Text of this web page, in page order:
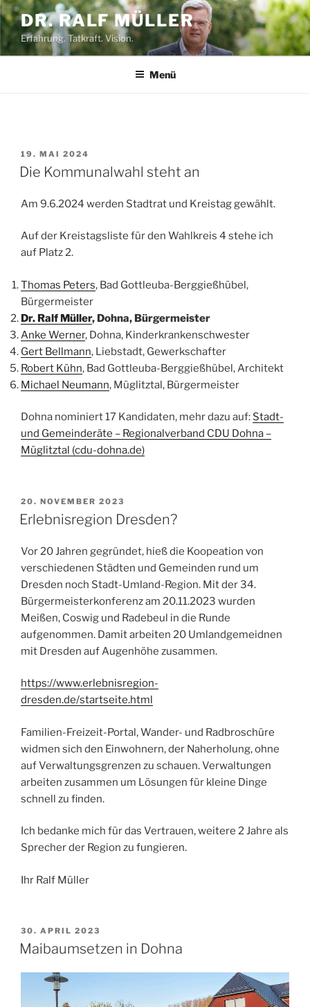
Zum
Inhalt
springen
DR. RALF MÜLLER
Erfahrung. Tatkraft. Vision.
Menü
VERÖFFENTLICHT
AM
19. MAI 2024
Die Kommunalwahl steht an
Am 9.6.2024 werden Stadtrat und Kreistag gewählt.
Auf der Kreistagsliste für den Wahlkreis 4 stehe ich
auf Platz 2.
Thomas Peters, Bad Gottleuba-Berggießhübel,
Bürgermeister
Dr. Ralf Müller, Dohna, Bürgermeister
Anke Werner, Dohna, Kinderkrankenschwester
Gert Bellmann, Liebstadt, Gewerkschafter
Robert Kühn, Bad Gottleuba-Berggießhübel, Architekt
Michael Neumann, Müglitztal, Bürgermeister
Dohna nominiert 17 Kandidaten, mehr dazu auf: Stadt-
und Gemeinderäte – Regionalverband CDU Dohna –
Müglitztal (cdu-dohna.de)
VERÖFFENTLICHT
AM
20. NOVEMBER 2023
Erlebnisregion Dresden?
Vor 20 Jahren gegründet, hieß die Koopeation von
verschiedenen Städten und Gemeinden rund um
Dresden noch Stadt-Umland-Region. Mit der 34.
Bürgermeisterkonferenz am 20.11.2023 wurden
Meißen, Coswig und Radebeul in die Runde
aufgenommen. Damit arbeiten 20 Umlandgemeidnen
mit Dresden auf Augenhöhe zusammen.
https://www.erlebnisregion-
dresden.de/startseite.html
Familien-Freizeit-Portal, Wander- und Radbroschüre
widmen sich den Einwohnern, der Naherholung, ohne
auf Verwaltungsgrenzen zu schauen. Verwaltungen
arbeiten zusammen um Lösungen für kleine Dinge
schnell zu finden.
Ich bedanke mich für das Vertrauen, weitere 2 Jahre als
Sprecher der Region zu fungieren.
Ihr Ralf Müller
VERÖFFENTLICHT
AM
30. APRIL 2023
Maibaumsetzen in Dohna